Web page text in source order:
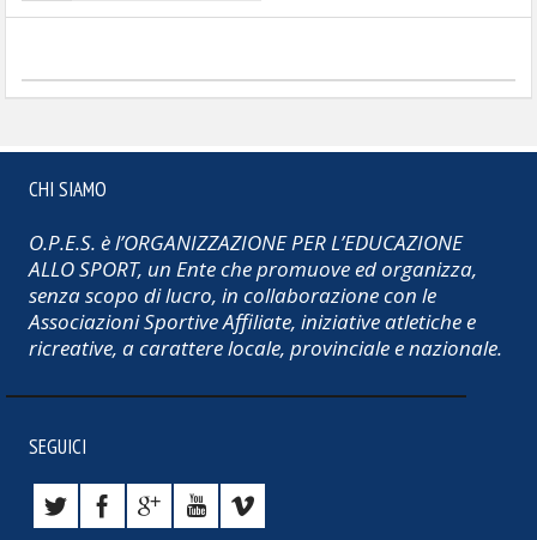
CHI SIAMO
O.P.E.S. è l’ORGANIZZAZIONE PER L’EDUCAZIONE
ALLO SPORT, un Ente che promuove ed organizza,
senza scopo di lucro, in collaborazione con le
Associazioni Sportive Affiliate, iniziative atletiche e
ricreative, a carattere locale, provinciale e nazionale.
SEGUICI